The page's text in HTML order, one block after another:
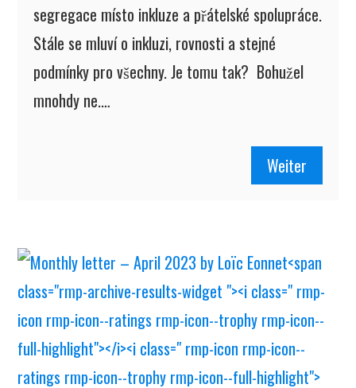
segregace místo inkluze a přátelské spolupráce.
Stále se mluví o inkluzi, rovnosti a stejné
podmínky pro všechny. Je tomu tak? Bohužel
mnohdy ne.…
Weiter